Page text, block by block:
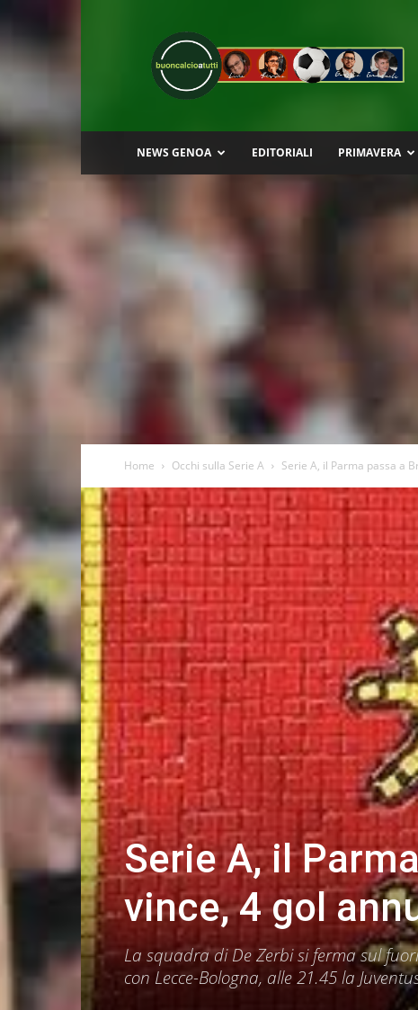
Buon
Calcio
a
Tutti
NEWS GENOA EDITORIALI PRIMAVERA
Home Occhi sulla Serie A Serie A, il Parma passa a
Serie A, il
vince, 4 gol
La squadra di De Zerbi si ferma sul
con Lecce-Bologna, alle 21.45 la